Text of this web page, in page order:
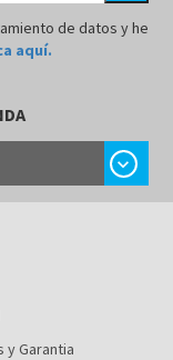
de datos y he
aquí.
chevron_right
y Garantia